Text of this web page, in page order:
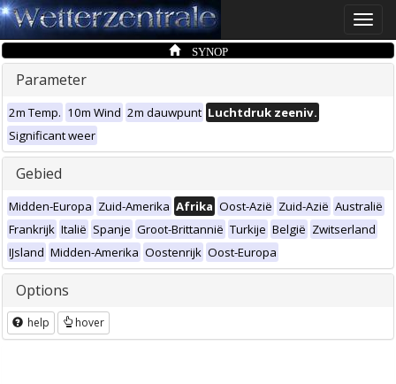
Toggle
SYNOP
Parameter
2m Temp. 10m Wind 2m dauwpunt Luchtdruk zeeniv.
Significant weer
Gebied
Midden-Europa Zuid-Amerika Afrika Oost-Azië Zuid-Azië Australië
Frankrijk Italië Spanje Groot-Brittannië Turkije België Zwitserland
IJsland Midden-Amerika Oostenrijk Oost-Europa
Options
help hover